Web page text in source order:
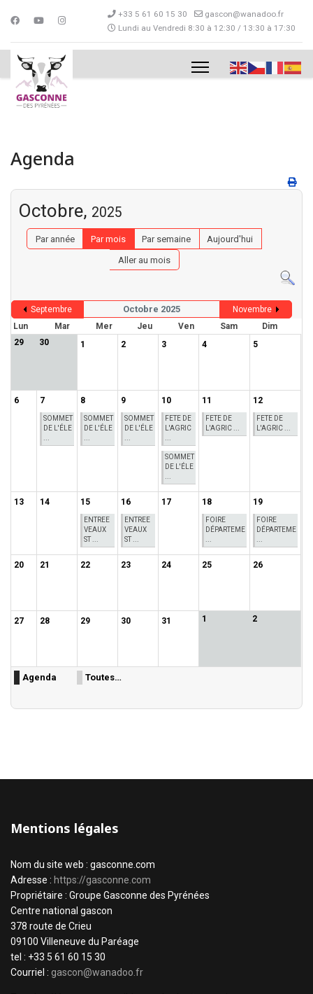
+33 5 61 60 15 30
gascon@wanadoo.fr
Lundi au Vendredi 8:30 à 12:30 / 13:30 à 17:30
Agenda
Octobre, 2025
Par année Par mois Par semaine
Aujourd'hui
Aller au mois
Septembre Octobre 2025
Novembre
Lun
Mar Mer Jeu Ven Sam
Dim
29
30 1 2 3 4 5
6 7
SOMMET
DE L'ÉLE
8
SOMMET
DE L'ÉLE
9
SOMMET
DE L'ÉLE
10
FETE DE
L'AGRIC
SOMMET
DE L'ÉLE
11
FETE DE
L'AGRIC ...
12
FETE DE
L'AGRIC ...
13 14 15
ENTREE
VEAUX
ST ...
16
ENTREE
VEAUX
ST ...
17 18
FOIRE
DÉPARTEME
19
FOIRE
DÉPARTEME
20 21 22 23 24 25 26
27 28 29 30 31 1 2
Agenda Toutes…
Mentions légales
Nom du site web : gasconne.com
Adresse : https://gasconne.com
Propriétaire : Groupe Gasconne des Pyrénées
Centre national gascon
378 route de Crieu
09100 Villeneuve du Paréage
tel : +33 5 61 60 15 30
Courriel : gascon@wanadoo.fr